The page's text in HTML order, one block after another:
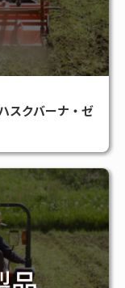
スクバーナ・ゼ